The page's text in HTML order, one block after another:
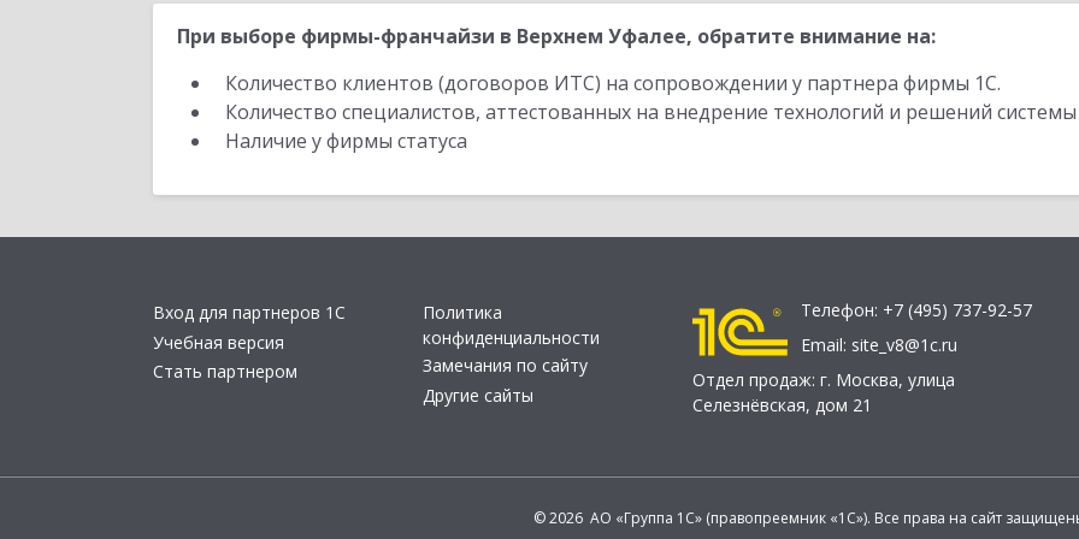
При выборе фирмы-франчайзи в Верхнем Уфалее, обратите внимание на:
Количество клиентов (договоров ИТС) на сопровождении у партнера фирмы 1С.
Количество специалистов, аттестованных на внедрение технологий и решений
Наличие у фирмы статуса
Вход для партнеров 1С
Учебная версия
Стать партнером
Политика
конфиденциальности
Замечания по сайту
Другие сайты
Телефон: +7 (495) 737-92-57
Email: site_v8@1c.ru
Отдел продаж: г. Москва, улица
Селезнёвская, дом 21
© 2026 АО «Группа 1С» (правопреемник «1С»). Все права на сайт